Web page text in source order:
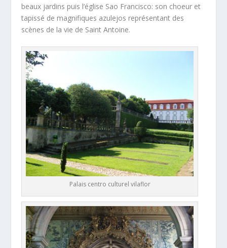
beaux jardins puis l’église Sao Francisco: son choeur et
tapissé de magnifiques azulejos représentant des
scènes de la vie de Saint Antoine.
Palais centro culturel vilaflor